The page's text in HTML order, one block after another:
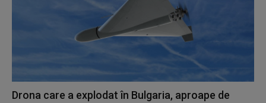
Drona care a explodat în Bulgaria, aproape de